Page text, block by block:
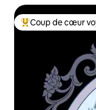
Coups de cœur
Coup de cœur